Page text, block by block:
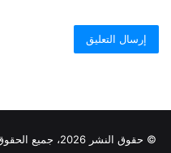
© حقوق النشر 2026، جميع الحقوق محفوظة |